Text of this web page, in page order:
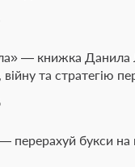
— книжка Данила
війну та стратегію
букси на